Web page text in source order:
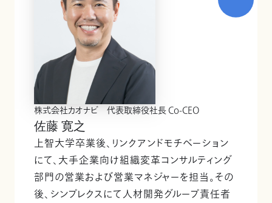
株式会社カオナビ 代表取締役社長 Co-CEO
佐藤 寛之
上智大学卒業後、リンクアンドモチベーション
にて、大手企業向け組織変革コンサルティング
部門の営業および営業マネジャーを担当。その
後、シンプレクスにて人材開発グループ責任者